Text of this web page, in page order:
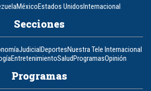
MéxicoEstados UnidosInternacional
Secciones
JudicialDeportesNuestra Tele Internacional
EntretenimientoSaludProgramasOpinión
Programas